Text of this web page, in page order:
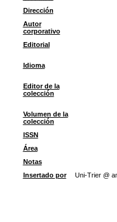
Dirección
Autor
corporativo
Editorial
Idioma
Editor de la
colección
Volumen de la
colección
ISSN
Área
Notas
Insertado por
Uni-Trier @